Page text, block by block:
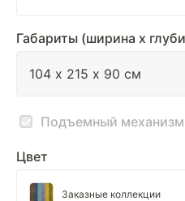
Габариты (ширина х
Подъемный механизм
Цвет
Заказные коллекции